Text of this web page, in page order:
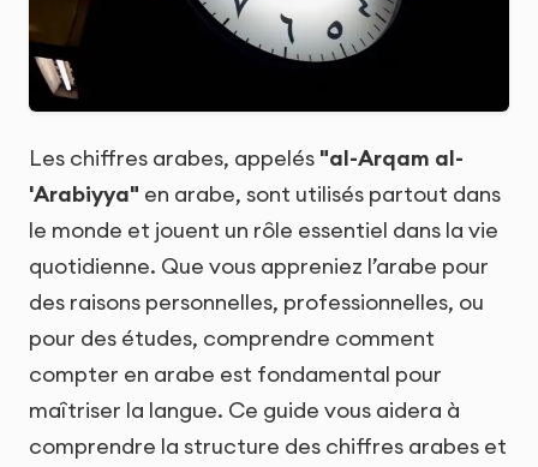
Les chiffres arabes, appelés "al-Arqam al-
'Arabiyya" en arabe, sont utilisés partout dans
le monde et jouent un rôle essentiel dans la vie
quotidienne. Que vous appreniez l’arabe pour
des raisons personnelles, professionnelles, ou
pour des études, comprendre comment
compter en arabe est fondamental pour
maîtriser la langue. Ce guide vous aidera à
comprendre la structure des chiffres arabes et